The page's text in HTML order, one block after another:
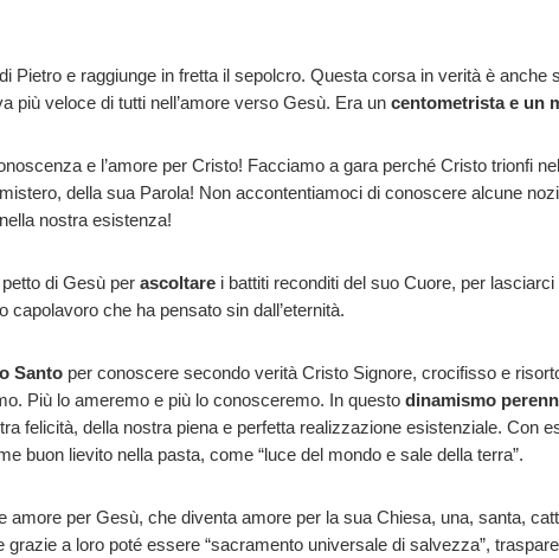
Pietro e raggiunge in fretta il sepolcro. Questa corsa in verità è anche
più veloce di tutti nell’amore verso Gesù. Era un centometrista e un
e l’amore per Cristo! Facciamo a gara perché Cristo trionfi
della sua Parola! Non accontentiamoci di conoscere alcune
nostra esistenza!
di Gesù per ascoltare i battiti reconditi del suo Cuore, per
che ha pensato sin dall’eternità.
Santo per conoscere secondo verità Cristo Signore, crocifisso e
Più lo ameremo e più lo conosceremo. In questo dinamismo
felicità, della nostra piena e perfetta realizzazione esistenziale. Con
buon lievito nella pasta, come “luce del mondo e sale della terra”.
per Gesù, che diventa amore per la sua Chiesa, una, santa,
a loro poté essere “sacramento universale di salvezza”,